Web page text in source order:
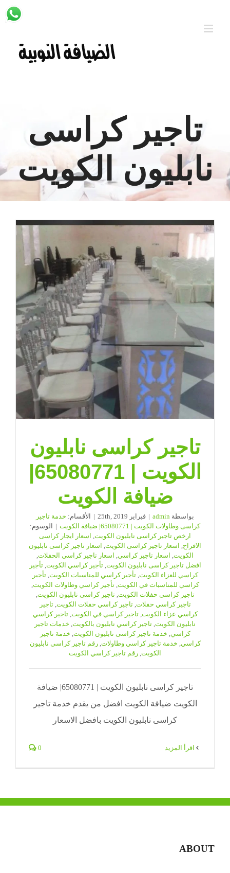
تاجير كراسى
نابليون الكويت
تاجير كراسى نابليون
الكويت | 65080771|
ضيافة الكويت
بواسطة admin
| فبراير 25th, 2019 | الأقسام: خدمة تاجير
كراسى وطاولات الكويت | 65080771| ضيافة الكويت
|
الوسوم:
ارخص تاجير كراسى نابليون الكويت
اسعار ايجار كراسى
الافراح
اسعار تاجير كراسى الكويت
اسعار تاجير كراسى نابليون
الكويت
اسعار تاجير كراسي اسعار تاجير كراسي الحفلات
افضل تاجير كراسى نابليون الكويت ,تأجير كراسي الكويت ,تأجير
كراسي للعزاء الكويت ,تأجير كراسي للمناسبات الكويت ,تأجير
كراسي للمناسبات في الكويت ,تأجير كراسي وطاولات الكويت
تاجير كراسى حفلات الكويت ,تاجير كراسى نابليون الكويت
تاجير كراسي حفلات ,تاجير كراسي حفلات الكويت ,تاجير
كراسي عزاء الكويت ,تاجير كراسي في الكويت ,تاجير كراسي
نابليون الكويت تاجير كراسي نابليون بالكويت خدمات تاجير
كراسي خدمة تاجير كراسى نابليون الكويت خدمة تاجير
كراسي خدمة تاجير كراسي وطاولات ,رقم تاجير كراسى نابليون
الكويت رقم تاجير كراسي الكويت
تاجير كراسى نابليون الكويت | 65080771| ضيافة
الكويت ضيافة الكويت افضل من يقدم خدمة تاجير
كراسى نابليون الكويت بافضل الاسعار
0
ABOUT